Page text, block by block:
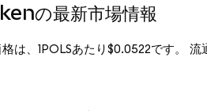
の最新市場情報
は、1POLSあたり$0.0522です。